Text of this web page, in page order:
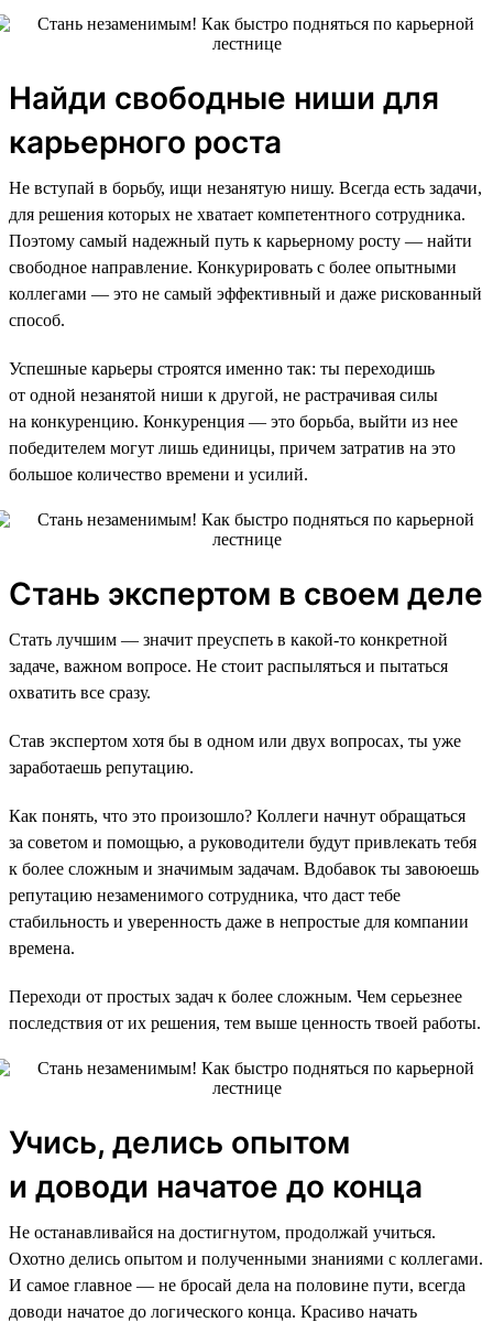
Найди свободные ниши для
карьерного роста
Не вступай в борьбу, ищи незанятую нишу. Всегда есть задачи,
для решения которых не хватает компетентного сотрудника.
Поэтому самый надежный путь к карьерному росту — найти
свободное направление. Конкурировать с более опытными
коллегами — это не самый эффективный и даже рискованный
способ.
Успешные карьеры строятся именно так: ты переходишь
от одной незанятой ниши к другой, не растрачивая силы
на конкуренцию. Конкуренция — это борьба, выйти из нее
победителем могут лишь единицы, причем затратив на это
большое количество времени и усилий.
Стань экспертом в своем деле
Стать лучшим — значит преуспеть в какой-то конкретной
задаче, важном вопросе. Не стоит распыляться и пытаться
охватить все сразу.
Став экспертом хотя бы в одном или двух вопросах, ты уже
заработаешь репутацию.
Как понять, что это произошло? Коллеги начнут обращаться
за советом и помощью, а руководители будут привлекать тебя
к более сложным и значимым задачам. Вдобавок ты завоюешь
репутацию незаменимого сотрудника, что даст тебе
стабильность и уверенность даже в непростые для компании
времена.
Переходи от простых задач к более сложным. Чем серьезнее
последствия от их решения, тем выше ценность твоей работы.
Учись, делись опытом
и доводи начатое до конца
Не останавливайся на достигнутом, продолжай учиться.
Охотно делись опытом и полученными знаниями с коллегами.
И самое главное — не бросай дела на половине пути, всегда
доводи начатое до логического конца. Красиво начать